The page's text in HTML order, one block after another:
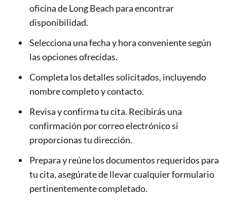
oficina de Long Beach para encontrar
disponibilidad.
Selecciona una fecha y hora conveniente según
las opciones ofrecidas.
Completa los detalles solicitados, incluyendo
nombre completo y contacto.
Revisa y confirma tu cita. Recibirás una
confirmación por correo electrónico si
proporcionas tu dirección.
Prepara y reúne los documentos requeridos para
tu cita, asegúrate de llevar cualquier formulario
pertinentemente completado.